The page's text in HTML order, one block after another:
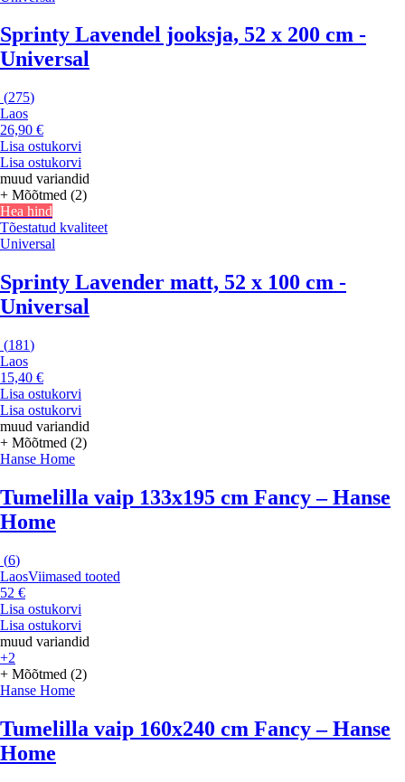
Sprinty Lavendel jooksja, 52 x 200 cm -
Universal
(275)
Laos
26,90 €
Lisa ostukorvi
Lisa ostukorvi
muud variandid
+ Mõõtmed (2)
Hea hind
Tõestatud kvaliteet
Universal
Sprinty Lavender matt, 52 x 100 cm -
Universal
(181)
Laos
15,40 €
Lisa ostukorvi
Lisa ostukorvi
muud variandid
+ Mõõtmed (2)
Hanse Home
Tumelilla vaip 133x195 cm Fancy – Hanse
Home
(6)
LaosViimased tooted
52 €
Lisa ostukorvi
Lisa ostukorvi
muud variandid
+2
+ Mõõtmed (2)
Hanse Home
Tumelilla vaip 160x240 cm Fancy – Hanse
Home